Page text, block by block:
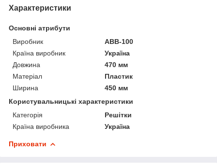
Характеристики
Основні атрибути
Виробник
АВВ-100
Країна виробник
Україна
Довжина
470 мм
Матеріал
Пластик
Ширина
450 мм
Користувальницькі характеристики
Категорія
Решітки
Країна виробника
Україна
Приховати